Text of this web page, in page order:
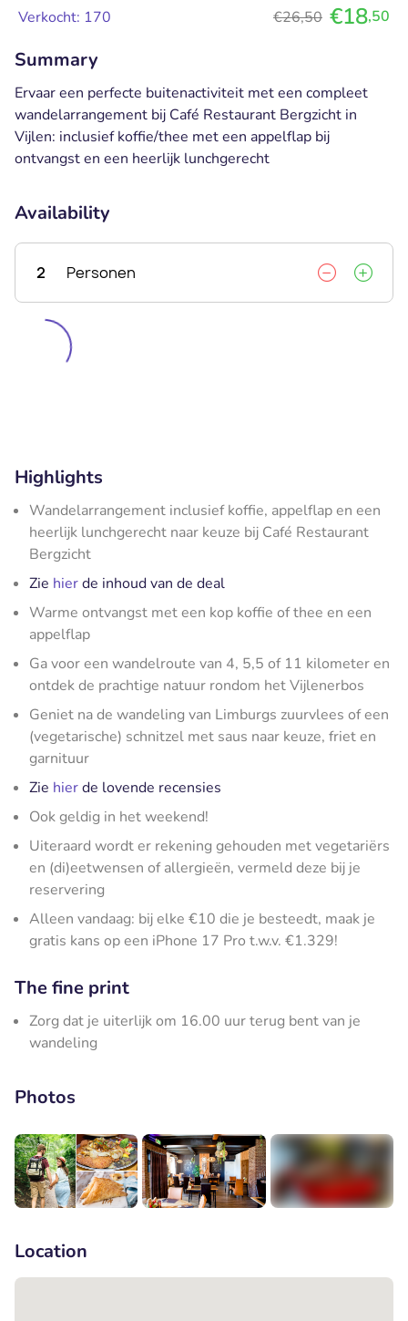
Verkocht: 170 €26,50 €18,50
Summary
Ervaar een perfecte buitenactiviteit met een compleet
wandelarrangement bij Café Restaurant Bergzicht in
Vijlen: inclusief koffie/thee met een appelflap bij
ontvangst en een heerlijk lunchgerecht
Availability
2 Personen
Highlights
Wandelarrangement inclusief koffie, appelflap en een
heerlijk lunchgerecht naar keuze bij Café Restaurant
Bergzicht
Zie hierde inhoud van de deal
Warme ontvangst met een kop koffie of thee en een
appelflap
Ga voor een wandelroute van 4, 5,5 of 11 kilometer en
ontdek de prachtige natuur rondom het Vijlenerbos
Geniet na de wandeling van Limburgs zuurvlees of een
(vegetarische) schnitzel met saus naar keuze, friet en
garnituur
Zie hierde lovende recensies
Ook geldig in het weekend!
Uiteraard wordt er rekening gehouden met vegetariërs
en (di)eetwensen of allergieën, vermeld deze bij je
reservering
Alleen vandaag: bij elke €10 die je besteedt, maak je
gratis kans op een iPhone 17 Pro t.w.v. €1.329!
The fine print
Zorg dat je uiterlijk om 16.00 uur terug bent van je
wandeling
Photos
Location